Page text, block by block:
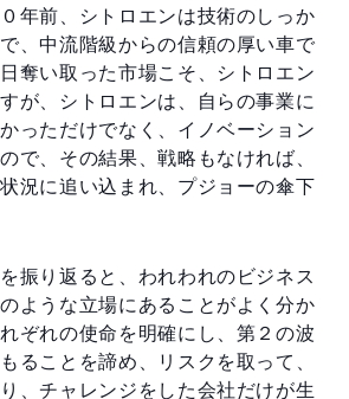
年前、シトロエンは技術のしっか
、中流階級からの信頼の厚い車で
奪い取った市場こそ、シトロエン
が、シトロエンは、自らの事業に
っただけでなく、イノベーション
で、その結果、戦略もなければ、
況に追い込まれ、プジョーの傘下
振り返ると、われわれのビジネス
ような立場にあることがよく分か
ぞれの使命を明確にし、第２の波
ることを諦め、リスクを取って、
、チャレンジをした会社だけが生